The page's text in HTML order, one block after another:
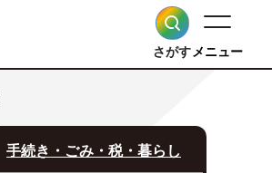
さがすメニュー
手続き・ごみ・税・暮らし